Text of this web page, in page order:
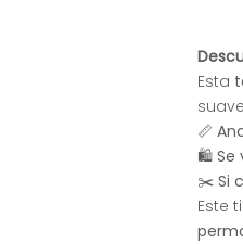
Esta
📏
🛍 Se
✂️ Si
Este